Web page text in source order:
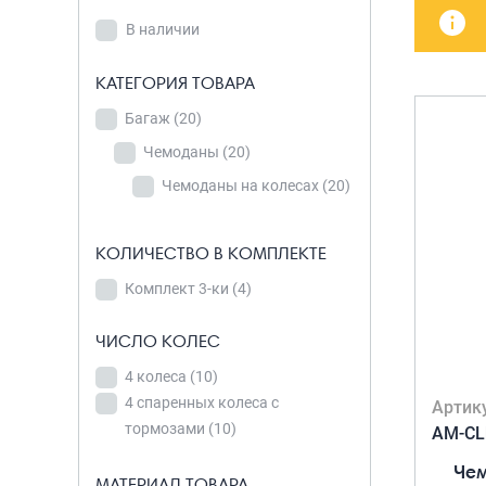
САКВОЯЖИ
Сумки
Сумки-
ТОВАРА
Багаж(20)
Чемоданы (20)
Чемоданы на
КОЛИЧЕСТВО В
ки(4)
В наличии
КАТЕГОРИЯ ТОВАРА
Багаж (20)
Чемоданы (20)
Чемоданы на колесах (20)
КОЛИЧЕСТВО В КОМПЛЕКТЕ
Комплект 3-ки (4)
ЧИСЛО КОЛЕС
4 колеса (10)
4 спаренных колеса с
тормозами (10)
AM-